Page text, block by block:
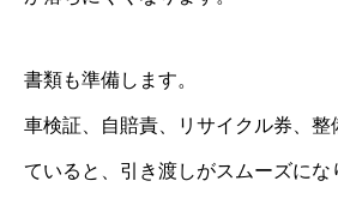
書類も準備します。
車検証、自賠責、リサイクル券、整
ていると、引き渡しがスムーズにな